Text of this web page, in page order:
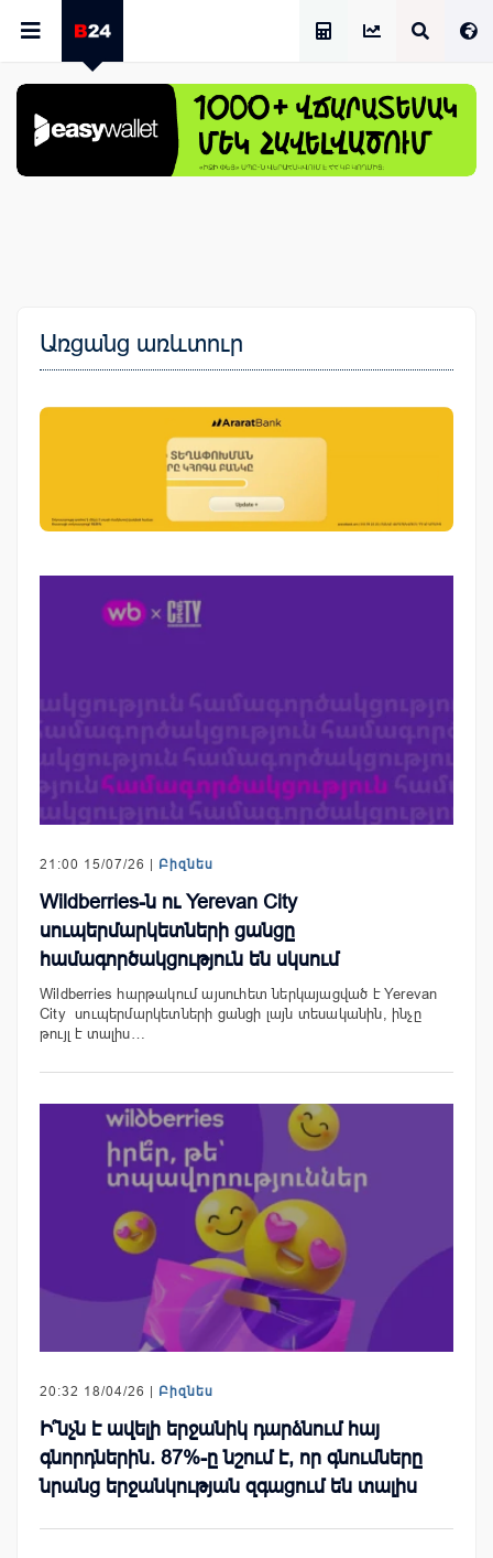
Առցանց առևտուր
21:00 15/07/26 | Բիզնես
Wildberries-ն ու Yerevan City
սուպերմարկետների ցանցը
համագործակցություն են սկսում
Wildberries հարթակում այսուհետ ներկայացված է Yerevan
City սուպերմարկետների ցանցի լայն տեսականին, ինչը
թույլ է տալիս…
20:32 18/04/26 | Բիզնես
Ի՞նչն է ավելի երջանիկ դարձնում հայ
գնորդներին. 87%-ը նշում է, որ գնումները
նրանց երջանկության զգացում են տալիս